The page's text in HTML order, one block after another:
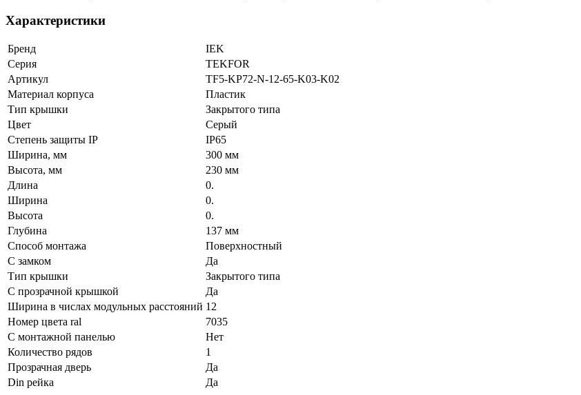
Характеристики
Бренд
IEK
Серия
TEKFOR
Артикул
TF5-KP72-N-12-65-K03-K02
Материал корпуса
Пластик
Тип крышки
Закрытого типа
Цвет
Серый
Степень защиты IP
IP65
Ширина, мм
300 мм
Высота, мм
230 мм
Длина
0.
Ширина
0.
Высота
0.
Глубина
137 мм
Способ монтажа
Поверхностный
С замком
Да
Тип крышки
Закрытого типа
С прозрачной крышкой
Да
Ширина в числах модульных расстояний 12
Номер цвета ral
7035
С монтажной панелью
Нет
Количество рядов
1
Прозрачная дверь
Да
Din рейка
Да